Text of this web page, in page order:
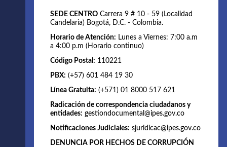
SEDE CENTRO Carrera 9 # 10 - 59 (Localidad
Candelaria) Bogotá, D.C. - Colombia.
Horario de Atención: Lunes a Viernes: 7:00 a.m
a 4:00 p.m (Horario continuo)
Código Postal: 110221
PBX: (+57) 601 484 19 30
Línea Gratuita: (+571) 01 8000 517 621
Radicación de correspondencia ciudadanos y
entidades: gestiondocumental@ipes.gov.co
Notificaciones Judiciales: sjuridicac@ipes.gov.co
DENUNCIA POR HECHOS DE CORRUPCIÓN